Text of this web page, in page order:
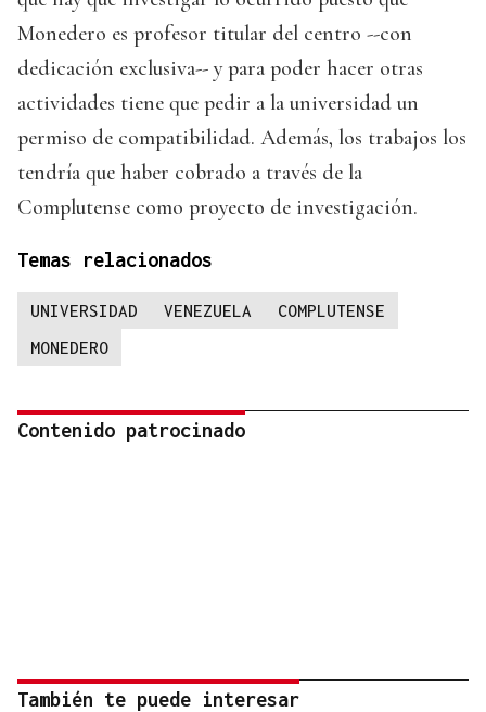
Monedero es profesor titular del centro --con
dedicación exclusiva-- y para poder hacer otras
actividades tiene que pedir a la universidad un
permiso de compatibilidad. Además, los trabajos los
tendría que haber cobrado a través de la
Complutense como proyecto de investigación.
Temas relacionados
UNIVERSIDAD VENEZUELA
COMPLUTENSE
MONEDERO
Contenido patrocinado
También te puede interesar